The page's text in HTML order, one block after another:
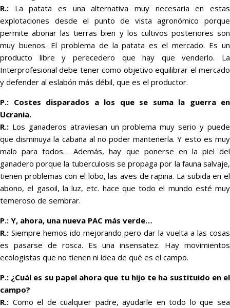
R.: La patata es una alternativa muy necesaria en estas
explotaciones desde el punto de vista agronómico porque
permite abonar las tierras bien y los cultivos posteriores son
muy buenos. El problema de la patata es el mercado. Es un
producto libre y perecedero que hay que venderlo. La
Interprofesional debe tener como objetivo equilibrar el mercado
y defender al eslabón más débil, que es el productor.
P.: Costes disparados a los que se suma la guerra en
Ucrania.
R.: Los ganaderos atraviesan un problema muy serio y puede
que disminuya la cabaña al no poder mantenerla. Y esto es muy
malo para todos… Además, hay que ponerse en la piel del
ganadero porque la tuberculosis se propaga por la fauna salvaje,
tienen problemas con el lobo, las aves de rapiña. La subida en el
abono, el gasoil, la luz, etc. hace que todo el mundo esté muy
temeroso de sembrar.
P.: Y, ahora, una nueva PAC más verde…
R.: Siempre hemos ido mejorando pero dar la vuelta a las cosas
es pasarse de rosca. Es una insensatez. Hay movimientos
ecologistas que no tienen ni idea de qué es el campo.
P.: ¿Cuál es su papel ahora que tu hijo te ha sustituido en el
campo?
R.: Como el de cualquier padre, ayudarle en todo lo que sea